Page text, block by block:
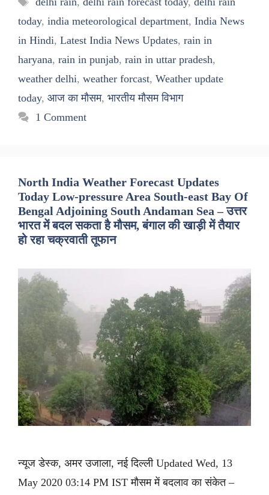
today, india meteorological department, India News
in Hindi, Latest India News Updates, rain in
haryana, rain in punjab, rain in uttar pradesh,
weather delhi, weather forcast, Weather update
today, आज का मौसम, भारतीय मौसम विभाग
1 Comment
North India Weather Forecast Updates
Today Low-pressure Area South-east Bay Of
Bengal Adjoining South Andaman Sea – उत्तर
भारत में बदल सकता है मौसम, बंगाल की खाड़ी में तैयार
हो रहा चक्रवाती तूफान
न्यूज डेस्क, अमर उजाला, नई दिल्ली Updated Wed, 13
May 2020 03:14 PM IST मौसम में बदलाव का संकेत –